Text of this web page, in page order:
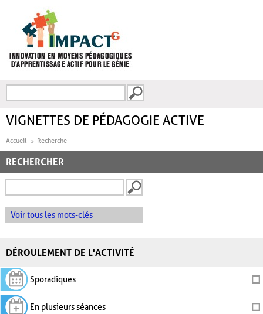
FORMULAIRE DE
VIGNETTES DE PÉDAGOGIE ACTIVE
Accueil Recherche
RECHERCHER
Voir tous les mots-clés
DÉROULEMENT DE L'ACTIVITÉ
Sporadiques
En plusieurs séances